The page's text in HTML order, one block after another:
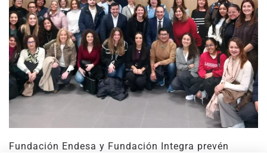
Fundación Endesa y Fundación Integra prevén